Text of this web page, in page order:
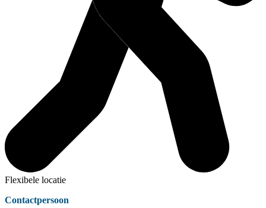
Flexibele locatie
Contactpersoon